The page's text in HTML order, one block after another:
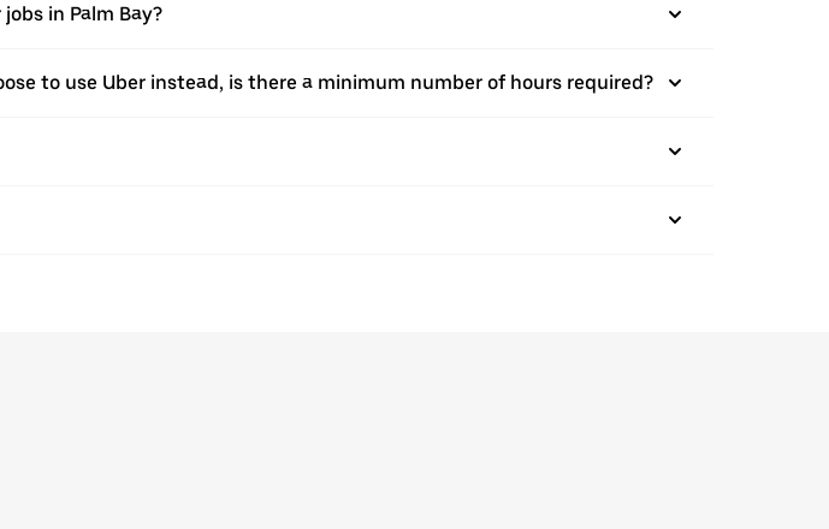
in Palm Bay?
to use Uber instead, is there a minimum number of hours required?